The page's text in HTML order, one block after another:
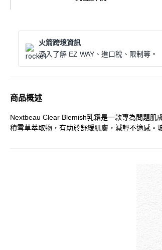
火箭跨境資訊
深入了解 EZ WAY、進口稅、限制等。
商品概述
Nextbeau Clear Blemish乳霜是一款專為問題肌
積雪草萃取物，有助於舒緩肌膚，減輕不適感。